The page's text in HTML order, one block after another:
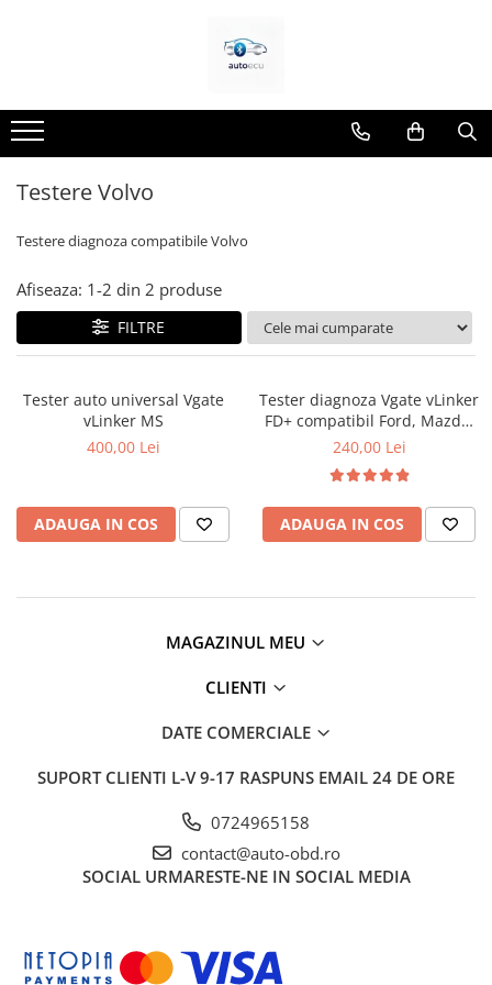
Testere VAG ( VW, Audi, Seat,
Skoda)
Testere BMW
Testere Dacia si Renault
Testere Ford si Mazda
Testere Opel
Testere Jeep/Chrysler
Testere Toyota
Testere multimarca
Testere Moto ATV
Carcase chei
Chip Transponder
Testere Volvo
Testere diagnoza compatibile Volvo
Afiseaza: 1-2 din 2 produse
FILTRE
Tester auto universal Vgate
vLinker MS
400,00 Lei
ADAUGA IN COS
Tester diagnoza Vgate vLinker
FD+ compatibil Ford, Mazda,
Toyota, Volvo
240,00 Lei
ADAUGA IN COS
MAGAZINUL MEU
CLIENTI
DATE COMERCIALE
SUPORT CLIENTI L-V 9-17 RASPUNS EMAIL 24 DE ORE
0724965158
contact@auto-obd.ro
SOCIAL URMARESTE-NE IN SOCIAL MEDIA